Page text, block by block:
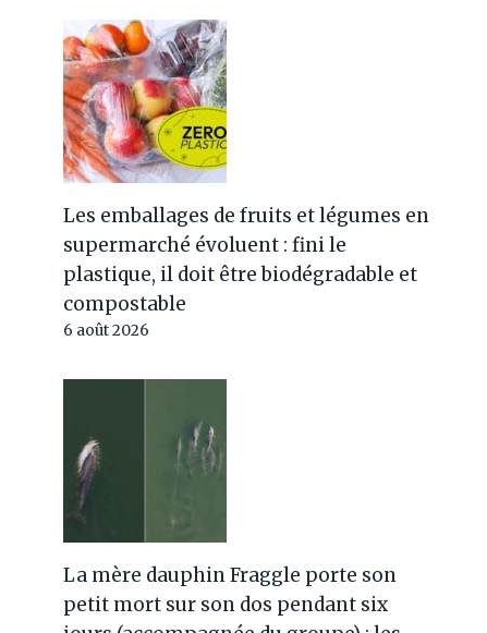
Les emballages de fruits et légumes en
supermarché évoluent : fini le
plastique, il doit être biodégradable et
compostable
6 août 2026
La mère dauphin Fraggle porte son
petit mort sur son dos pendant six